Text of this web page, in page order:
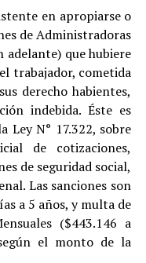
en apropiarse o
de Administradoras
adelante) que hubiere
trabajador, cometida
derecho habientes,
indebida. Éste es
Ley N° 17.322, sobre
de cotizaciones,
de seguridad social,
Las sanciones son
a 5 años, y multa de
($443.146 a
el monto de la